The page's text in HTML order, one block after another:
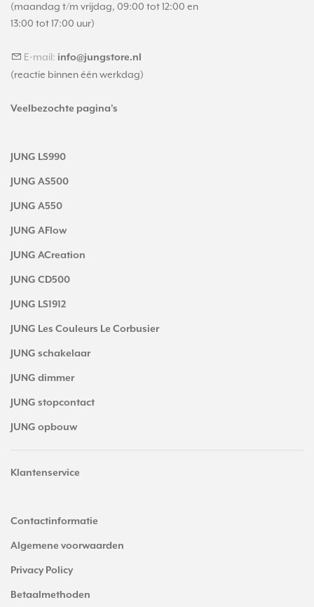
(maandag t/m vrijdag, 09:00 tot 12:00 en
13:00 tot 17:00 uur)
E-mail: info@jungstore.nl
(reactie binnen één werkdag)
Veelbezochte pagina's
JUNG LS990
JUNG AS500
JUNG A550
JUNG AFlow
JUNG ACreation
JUNG CD500
JUNG LS1912
JUNG Les Couleurs Le Corbusier
JUNG schakelaar
JUNG dimmer
JUNG stopcontact
JUNG opbouw
Klantenservice
Contactinformatie
Algemene voorwaarden
Privacy Policy
Betaalmethoden